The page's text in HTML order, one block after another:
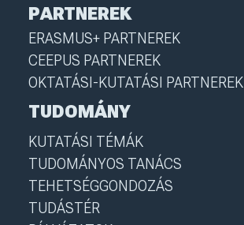
PARTNEREK
ERASMUS+ PARTNEREK
CEEPUS PARTNEREK
OKTATÁSI-KUTATÁSI PARTNEREK
TUDOMÁNY
KUTATÁSI TÉMÁK
TUDOMÁNYOS TANÁCS
TEHETSÉGGONDOZÁS
TUDÁSTÉR